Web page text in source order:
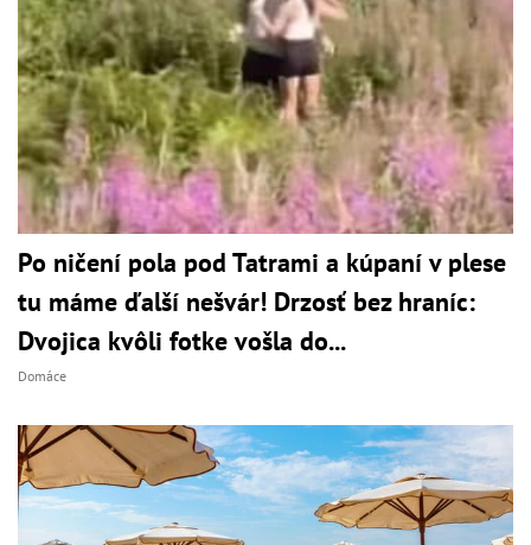
Po ničení pola pod Tatrami a kúpaní v plese
tu máme ďalší nešvár! Drzosť bez hraníc:
Dvojica kvôli fotke vošla do...
Domáce